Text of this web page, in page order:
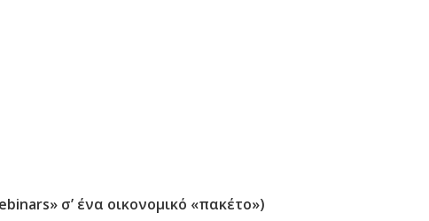
σ’ ένα οικονομικό «πακέτο»)